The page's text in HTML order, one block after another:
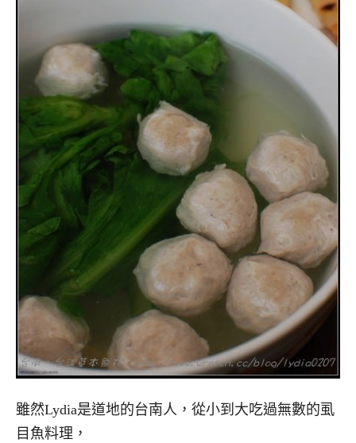
雖然Lydia是道地的台南人，從小到大吃過無數的虱
目魚料理，